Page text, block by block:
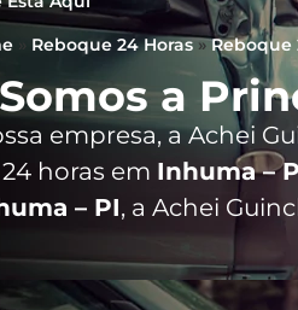
Reboque 24 Horas»Reboque
Somos a
empresa, aAchei
24 horas em Inhuma –
– PI, a Achei